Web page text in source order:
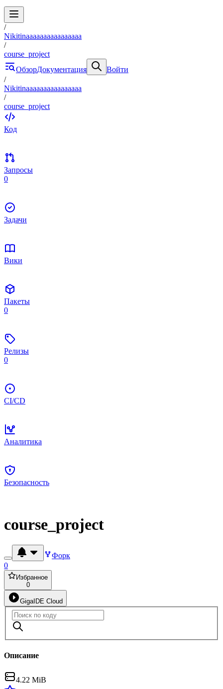
/
Nikitinaaaaaaaaaaaaaaaa
/
course_project
ОбзорДокументация
Войти
/
Nikitinaaaaaaaaaaaaaaaa
/
course_project
Код
Запросы
0
Задачи
Вики
Пакеты
0
Релизы
0
CI/CD
Аналитика
Безопасность
course_project
Форк
0
Избранное
0
GigaIDE Cloud
Описание
4.22 MiB